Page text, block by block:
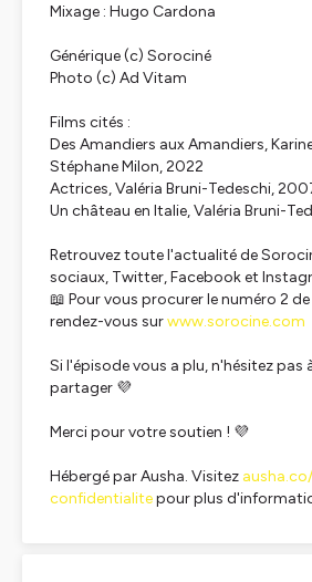
Mixage : Hugo Cardona
Générique (c) Sorociné
Photo (c) Ad Vitam
Films cités :
Des Amandiers aux Amandiers,
Stéphane Milon, 2022
Actrices, Valéria Bruni-Tedeschi,
Un château en Italie, Valéria Bruni-
Retrouvez toute l'actualité de
sociaux, Twitter, Facebook et
📖 Pour vous procurer le numéro 2
rendez-vous surwww.sorocine.com
Si l'épisode vous a plu, n'hésitez pas
partager 💜
Merci pour votre soutien ! 💜
Hébergé par Ausha. Visitez
confidentialitepour plus